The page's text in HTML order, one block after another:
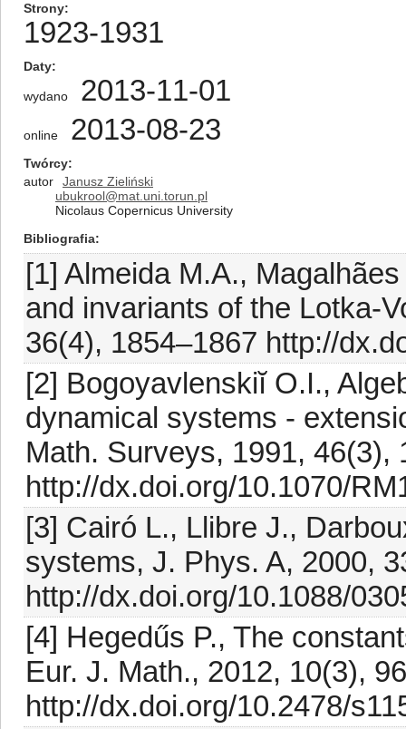
Strony
1923-1931
Daty
wydano 2013-11-01
online 2013-08-23
Twórcy
autor
Janusz Zieliński
ubukrool@mat.uni.torun.pl
Nicolaus Copernicus University
Bibliografia
[1] Almeida M.A.,
and invariants of the Lotka-
36(4), 1854–1867 http://
[2] Bogoyavlenskiĭ O.I.,
dynamical systems -
Math. Surveys, 1991, 46(3),
http://dx.doi.org/10.1070/
[3] Cairó L., Llibre J.,
systems, J. Phys. A, 2000,
http://dx.doi.org/10.1088/
[4] Hegedűs P., The
Eur. J. Math., 2012, 10(3),
http://dx.doi.org/10.2478/